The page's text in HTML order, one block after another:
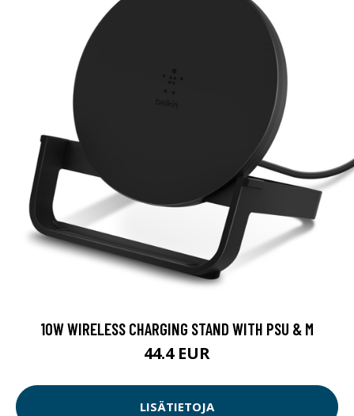
10W WIRELESS CHARGING STAND WITH PSU & M
44.4 EUR
LISÄTIETOJA